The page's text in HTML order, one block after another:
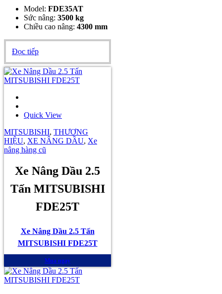
Model: FDE35AT
Sức nâng: 3500 kg
Chiều cao nâng: 4300 mm
Đọc tiếp
Quick View
MITSUBISHI, THƯƠNG
HIỆU, XE NÂNG DẦU, Xe
nâng hàng cũ
Xe Nâng Dầu 2.5
Tấn MITSUBISHI
FDE25T
Xe Nâng Dầu 2.5 Tấn
MITSUBISHI FDE25T
Mua ngay